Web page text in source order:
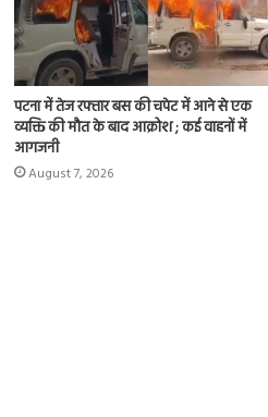
पटना में तेज रफ्तार बस की चपेट में आने से एक
व्यक्ति की मौत के बाद आक्रोश ; कई वाहनों में
आगजनी
August 7, 2026